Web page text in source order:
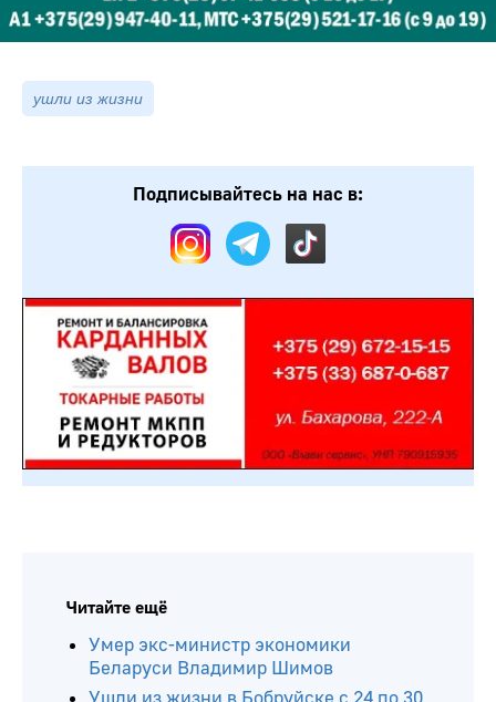
ушли из жизни
Подписывайтесь на нас в:
Читайте ещё
Умер экс-министр экономики
Беларуси Владимир Шимов